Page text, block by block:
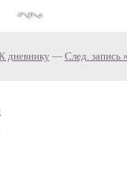
дневнику — След. запись »